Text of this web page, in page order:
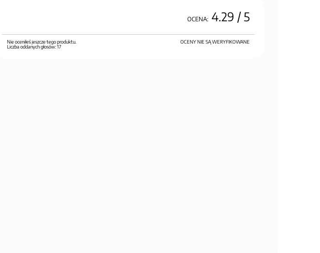
OCENA: 4.29 / 5
OCENY NIE SĄ WERYFIKOWANE
Nie oceniłeś jeszcze tego produktu.
Liczba oddanych głosów:17